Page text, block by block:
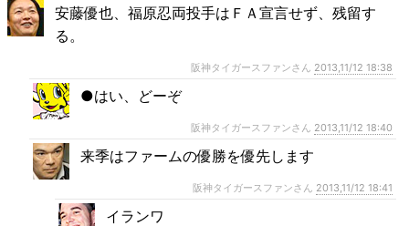
安藤優也、福原忍両投手はＦＡ宣言せず、残留す
る。
阪神タイガースファンさん 2013,11/12 18:38
●はい、どーぞ
阪神タイガースファンさん 2013,11/12 18:40
来季はファームの優勝を優先します
阪神タイガースファンさん 2013,11/12 18:41
イランワ